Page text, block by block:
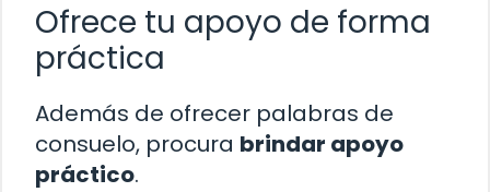
Ofrece tu apoyo de forma
práctica
Además de ofrecer palabras de
consuelo, procura brindar apoyo
práctico.